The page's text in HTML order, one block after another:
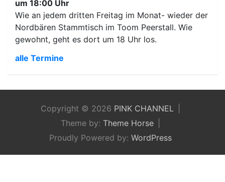
um 18:00 Uhr
Wie an jedem dritten Freitag im Monat- wieder der
Nordbären Stammtisch im Toom Peerstall. Wie
gewohnt, geht es dort um 18 Uhr los.
alle Termine
Copyright © 2026 PINK CHANNEL
Theme by: Theme Horse
Proudly Powered by: WordPress